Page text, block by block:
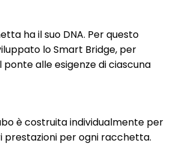
ha il suo DNA. Per questo
lo Smart Bridge, per
alle esigenze di ciascuna
è costruita individualmente per
prestazioni per ogni racchetta.